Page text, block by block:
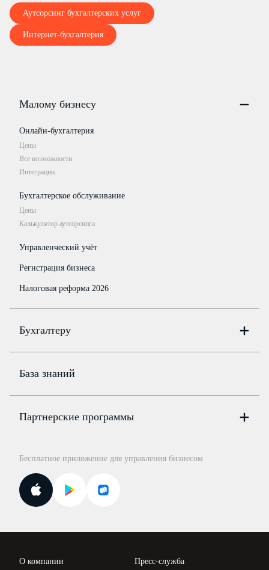
Аутсорсинг бухгалтерских услуг
Интернет-бухгалтерия
Малому бизнесу
Онлайн-бухгалтерия
Цены
Все возможности
Интеграции
Бухгалтерское обслуживание
Цены
Калькулятор аутсорсинга
Управленческий учёт
Регистрация бизнеса
Налоговая реформа 2026
Бухгалтеру
Цены
Бюро
Консультации по учёту и налогам
Курсы повышения квалификации
Госпроверки
Поиск ответа на вопрос
Новости законодательства
База знаний
Партнерские программы
Для самозанятых
Бесплатное приложение для управления бизнесом
О компании
Пресс-служба